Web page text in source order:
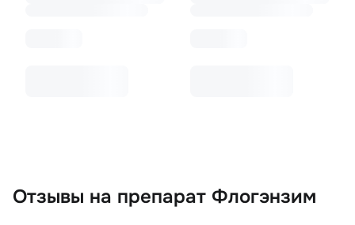
Отзывы на препарат Флогэнзим